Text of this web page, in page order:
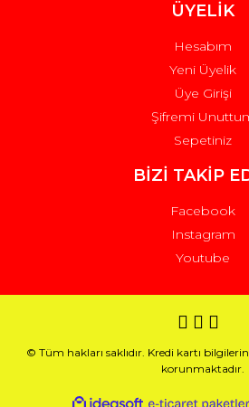
ÜYELİK
Hesabım
Yeni Üyelik
Üye Girişi
Şifremi
Sepetiniz
BİZİ TAKİP
Facebook
Instagram
Youtube
© Tüm hakları saklıdır. Kredi kartı
korunmaktadır.
ideasoft